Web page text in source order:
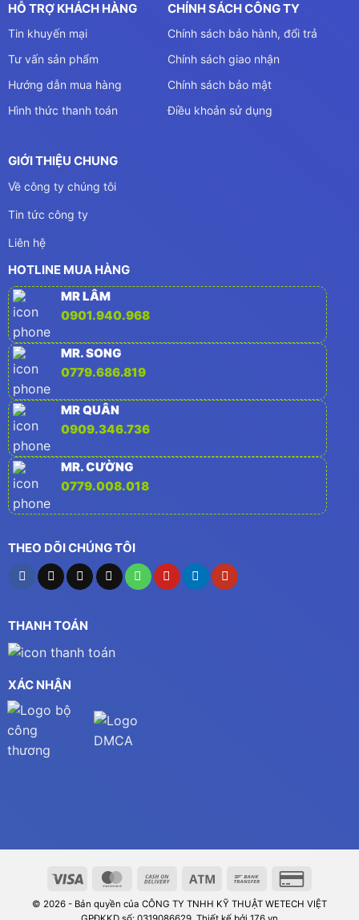
HỖ TRỢ KHÁCH HÀNG
Tin khuyến mại
Tư vấn sản phẩm
Hướng dẫn mua hàng
Hình thức thanh toán
CHÍNH SÁCH CÔNG TY
Chính sách bảo hành, đổi trả
Chính sách giao nhận
Chính sách bảo mật
Điều khoản sử dụng
GIỚI THIỆU CHUNG
Về công ty chúng tôi
Tin tức công ty
Liên hệ
HOTLINE MUA HÀNG
MR LÂM
0901.940.968
MR. SONG
0779.686.819
MR QUÂN
0909.346.736
MR. CƯỜNG
0779.008.018
THEO DÕI CHÚNG TÔI
THANH TOÁN
XÁC NHẬN
© 2026 - Bản quyền của CÔNG TY TNHH KỸ THUẬT WETECH VIỆT